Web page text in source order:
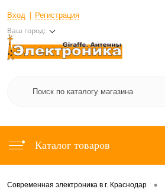
Вход Регистрация
Ваш город:
Каталог товаров
Современная электроника в г. Краснодар •